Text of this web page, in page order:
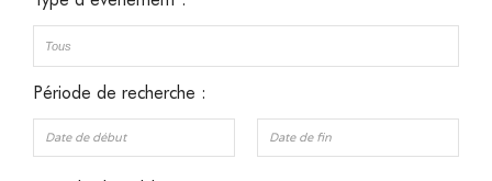
Période de recherche :